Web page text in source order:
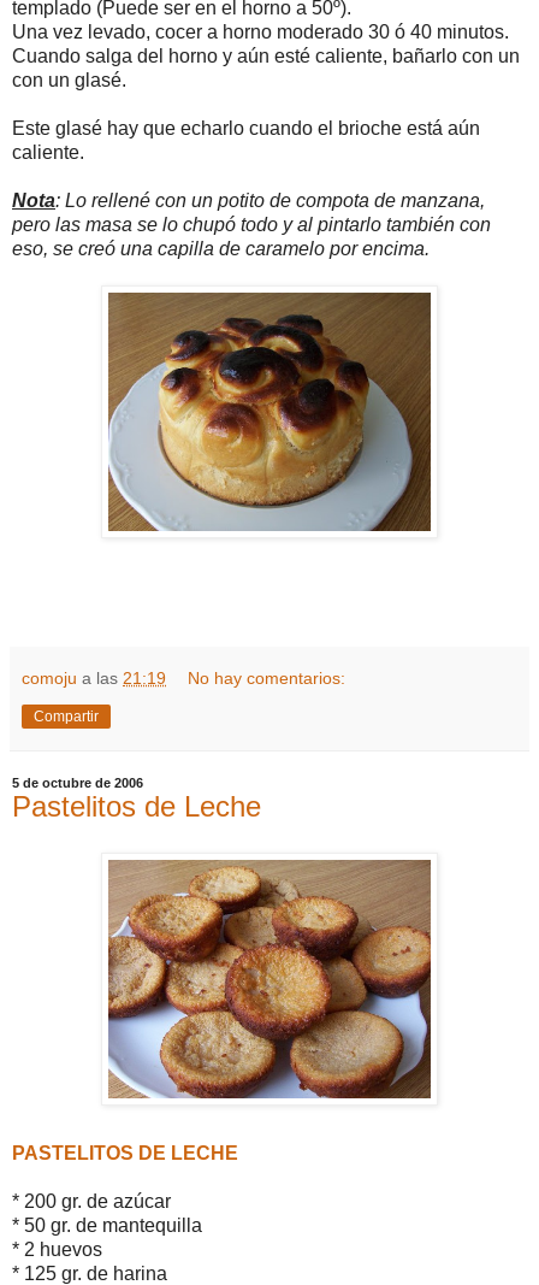
templado (Puede ser en el horno a 50º).
Una vez levado, cocer a horno moderado 30 ó 40 minutos.
Cuando salga del horno y aún esté caliente, bañarlo con un
con un glasé.
Este glasé hay que echarlo cuando el brioche está aún
caliente.
Nota: Lo rellené con un potito de compota de manzana,
pero las masa se lo chupó todo y al pintarlo también con
eso, se creó una capilla de caramelo por encima.
comoju a las 21:19 No hay comentarios:
Compartir
5 de octubre de 2006
Pastelitos de Leche
PASTELITOS DE LECHE
* 200 gr. de azúcar
* 50 gr. de mantequilla
* 2 huevos
* 125 gr. de harina